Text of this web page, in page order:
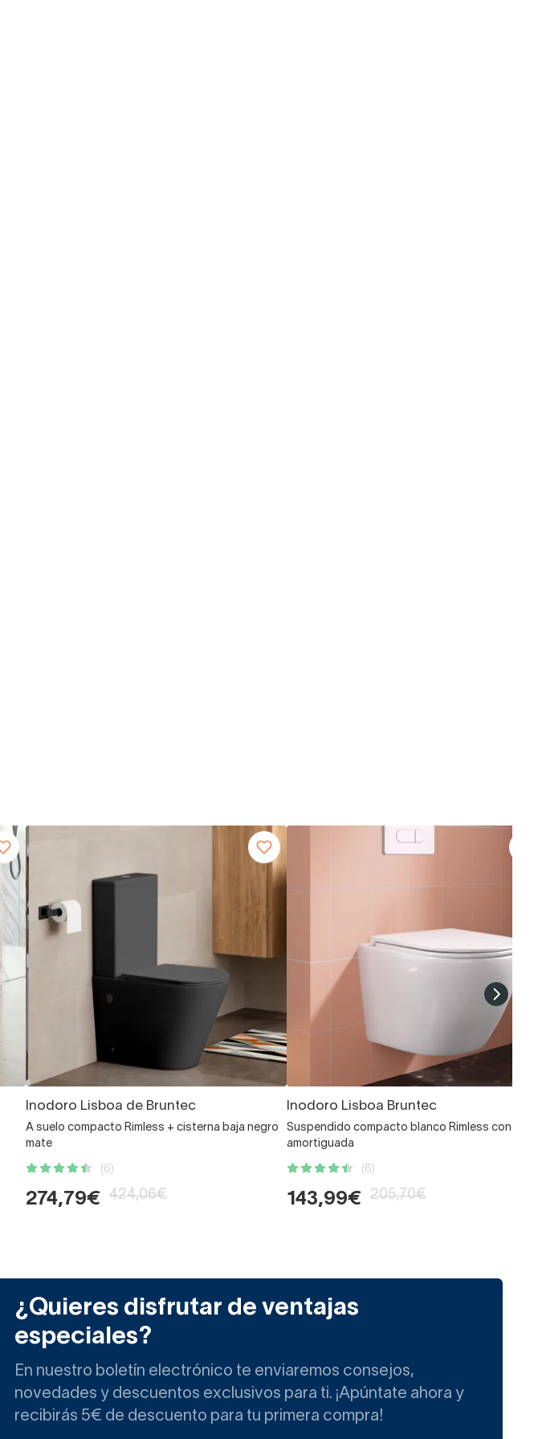
Inodoro Lisboa de Bruntec
A suelo compacto Rimless + cisterna baja negro
mate
(6)
274,79€ 424,06€
Inodoro Lisboa Bruntec
Suspendido compacto blanco Rimless con tapa
amortiguada
(6)
143,99€ 205,70€
¿Quieres disfrutar de ventajas
especiales?
En nuestro boletín electrónico te enviaremos consejos,
novedades y descuentos exclusivos para ti. ¡Apúntate ahora y
recibirás 5€ de descuento para tu primera compra!